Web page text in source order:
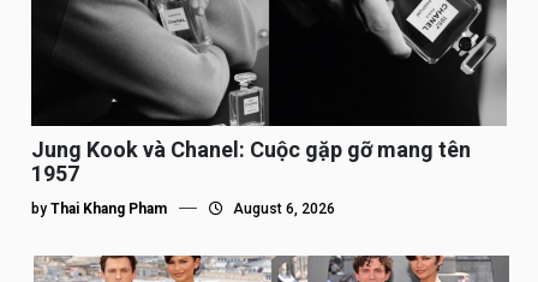
Jung Kook và Chanel: Cuộc gặp gỡ mang tên
1957
by Thai Khang Pham August 6, 2026